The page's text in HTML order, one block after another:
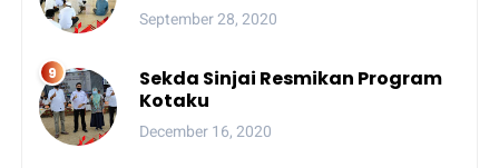
Pesantren Se-Sulsel
September 28, 2020
Sekda Sinjai Resmikan Program
Kotaku
December 16, 2020